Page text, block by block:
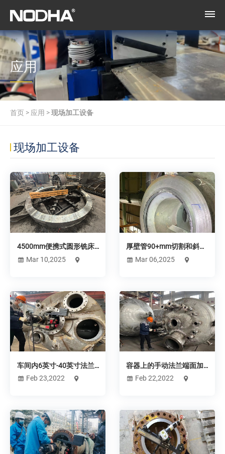
应用
首页 > 应用 >现场加工设备
现场加工设备
4500mm便携式圆形铣床
在门式起重机制造过程中
Mar 10,2025
厚壁管90+mm切割和斜切
作业Mar 06,2025
车间内6英寸-40英寸法兰
端面机Feb 23,2022
容器上的手动法兰端面加
工 Feb 22,2022